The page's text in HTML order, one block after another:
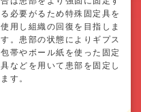
る必要がるため特殊固定具を
使用し組織の回復を目指しま
す。患部の状態によりギプス
包帯やボール紙を使った固定
具などを用いて患部を固定し
ます。